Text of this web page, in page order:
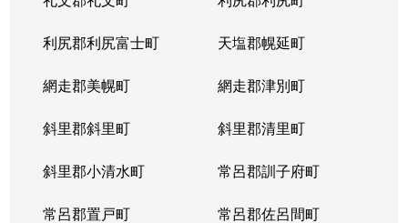
利尻郡利尻富士町 天塩郡幌延町
網走郡美幌町 網走郡津別町
斜里郡斜里町 斜里郡清里町
斜里郡小清水町 常呂郡訓子府町
常呂郡置戸町 常呂郡佐呂間町